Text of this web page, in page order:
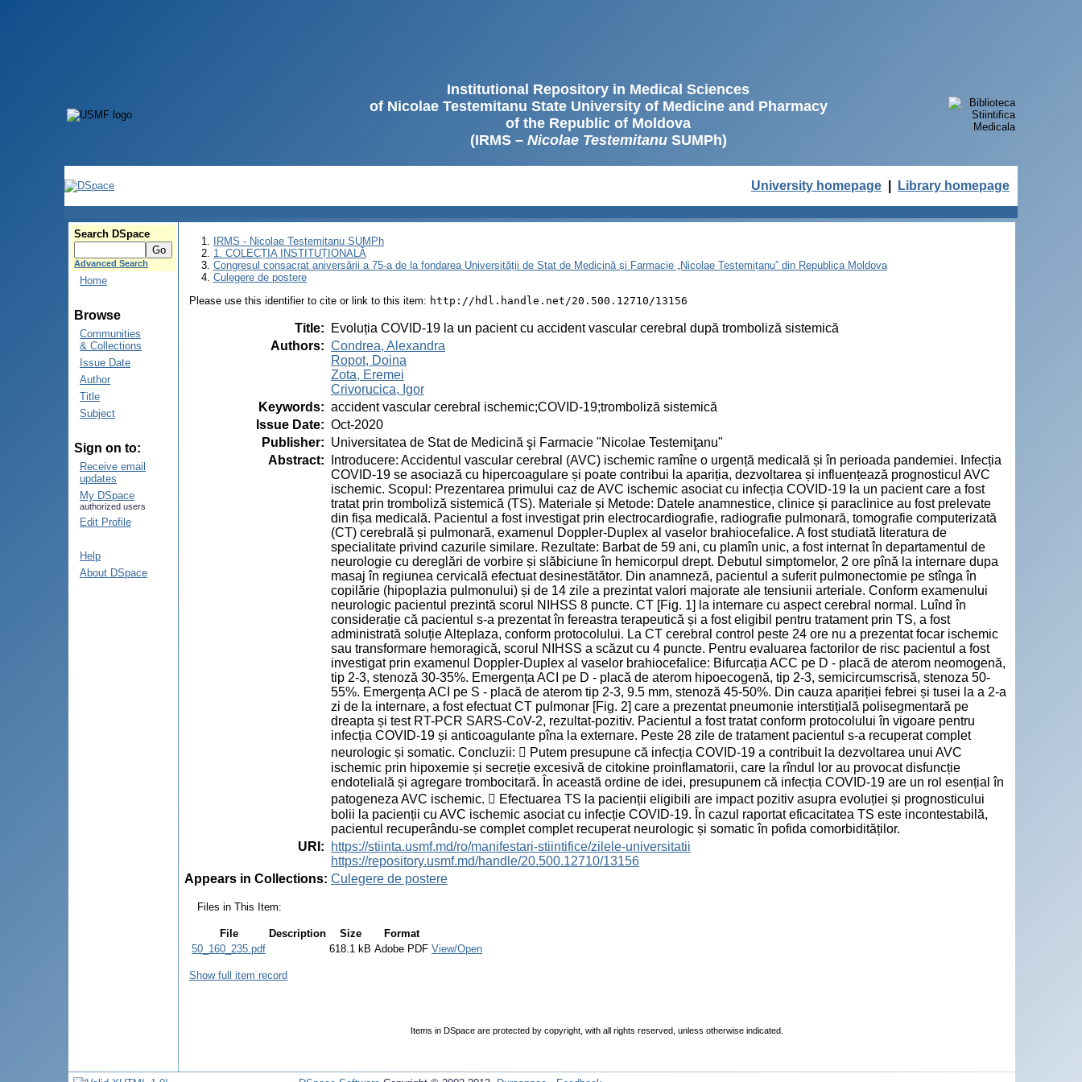
Institutional Repository in Medical Sciences
of Nicolae Testemitanu State University of Medicine and Pharmacy
of the Republic of Moldova
(IRMS – Nicolae TestemitanuSUMPh)
University homepage Library homepage
Search DSpace
Advanced Search
Home
Browse
Communities
& Collections
Issue Date
Author
Title
Subject
Sign on to:
Receive email
updates
My DSpace
authorized users
Edit Profile
Help
About DSpace
IRMS - Nicolae Testemitanu SUMPh
1. COLECȚIA INSTITUȚIONALĂ
Congresul consacrat aniversării a 75-a de la fondarea Universității de Stat de Medicină și Farmacie „Nicolae Testemițanu” din Republica Moldova
Culegere de postere
Please use this identifier to cite or link to this item: http://hdl.handle.net/20.500.12710/13156
Title:
Evoluția COVID-19 la un pacient cu accident vascular cerebral după tromboliză sistemică
Authors: Condrea, Alexandra
Ropot, Doina
Zota, Eremei
Crivorucica, Igor
Keywords: accident vascular cerebral ischemic;COVID-19;tromboliză sistemică
Issue Date: Oct-2020
Publisher: Universitatea de Stat de Medicină şi Farmacie "Nicolae Testemiţanu"
Abstract:
Introducere: Accidentul vascular cerebral (AVC) ischemic ramîne o urgență medicală și în perioada pandemiei. Infecția
COVID-19 se asociază cu hipercoagulare și poate contribui la apariția, dezvoltarea și influențează prognosticul AVC
ischemic. Scopul: Prezentarea primului caz de AVC ischemic asociat cu infecția COVID-19 la un pacient care a fost
tratat prin tromboliză sistemică (TS). Materiale și Metode: Datele anamnestice, clinice și paraclinice au fost prelevate
din fișa medicală. Pacientul a fost investigat prin electrocardiografie, radiografie pulmonară, tomografie computerizată
(CT) cerebrală și pulmonară, examenul Doppler-Duplex al vaselor brahiocefalice. A fost studiată literatura de
specialitate privind cazurile similare. Rezultate: Barbat de 59 ani, cu plamîn unic, a fost internat în departamentul de
neurologie cu dereglări de vorbire și slăbiciune în hemicorpul drept. Debutul simptomelor, 2 ore pînă la internare dupa
masaj în regiunea cervicală efectuat desinestătător. Din anamneză, pacientul a suferit pulmonectomie pe stînga în
copilărie (hipoplazia pulmonului) și de 14 zile a prezintat valori majorate ale tensiunii arteriale. Conform examenului
neurologic pacientul prezintă scorul NIHSS 8 puncte. CT [Fig. 1] la internare cu aspect cerebral normal. Luînd în
considerație că pacientul s-a prezentat în fereastra terapeutică și a fost eligibil pentru tratament prin TS, a fost
administrată soluție Alteplaza, conform protocolului. La СT cerebral control peste 24 ore nu a prezentat focar ischemic
sau transformare hemoragică, scorul NIHSS a scăzut cu 4 puncte. Pentru evaluarea factorilor de risc pacientul a fost
investigat prin examenul Doppler-Duplex al vaselor brahiocefalice: Bifurcația ACC pe D - placă de aterom neomogenă,
tip 2-3, stenoză 30-35%. Emergența ACI pe D - placă de aterom hipoecogenă, tip 2-3, semicircumscrisă, stenoza 50-
55%. Emergența ACI pe S - placă de aterom tip 2-3, 9.5 mm, stenoză 45-50%. Din cauza apariției febrei și tusei la a 2-a
zi de la internare, a fost efectuat CT pulmonar [Fig. 2] care a prezentat pneumonie interstițială polisegmentară pe
dreapta și test RT-PCR SARS-CoV-2, rezultat-pozitiv. Pacientul a fost tratat conform protocolului în vigoare pentru
infecția COVID-19 și anticoagulante pîna la externare. Peste 28 zile de tratament pacientul s-a recuperat complet
neurologic și somatic. Concluzii:  Putem presupune că infecția COVID-19 a contribuit la dezvoltarea unui AVC
ischemic prin hipoxemie și secreție excesivă de citokine proinflamatorii, care la rîndul lor au provocat disfuncție
endotelială și agregare trombocitară. În această ordine de idei, presupunem că infecția COVID-19 are un rol esențial în
patogeneza AVC ischemic.  Efectuarea TS la pacienții eligibili are impact pozitiv asupra evoluției și prognosticului
bolii la pacienții cu AVC ischemic asociat cu infecție COVID-19. În cazul raportat eficacitatea TS este incontestabilă,
pacientul recuperându-se complet complet recuperat neurologic și somatic în pofida comorbidităților.
URI :
https://stiinta.usmf.md/ro/manifestari-stiintifice/zilele-universitatii
https://repository.usmf.md/handle/20.500.12710/13156
Appears in Collections: Culegere de postere
Files in This Item:
File Description Size
Format
50_160_235.pdf
618.1 kB Adobe PDF View/Open
Show full item record
Items in DSpace are protected by copyright, with all rights reserved, unless otherwise indicated.